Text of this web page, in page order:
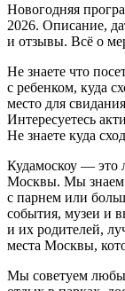
Новогодняя
2026. Описание,
и отзывы. Всё о
Не знаете что
с ребенком, куда
место для
Интересуетесь
Не знаете куда
Кудамоскоу — это
Москвы. Мы знаем
с парнем или
события, музеи и
и их родителей,
места Москвы,
Мы советуем